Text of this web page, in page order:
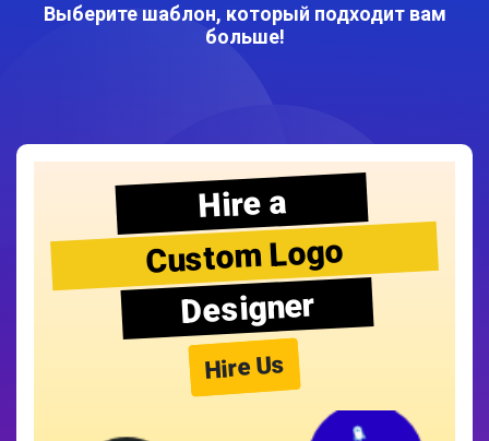
Выберите шаблон, который подходит вам
больше!
Hire a
Custom Logo
Designer
Hire Us